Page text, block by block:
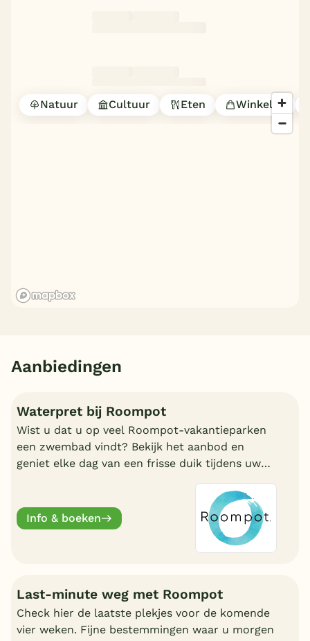
Natuur Cultuur Eten Winkelen
Aanbiedingen
Waterpret bij Roompot
Wist u dat u op veel Roompot-vakantieparken
een zwembad vindt? Bekijk het aanbod en
geniet elke dag van een frisse duik tijdens uw
Info & boeken
Last-minute weg met Roompot
Check hier de laatste plekjes voor de komende
vier weken. Fijne bestemmingen waar u morgen